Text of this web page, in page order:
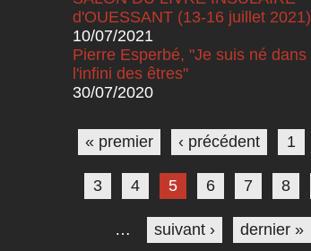
d'OUESSANT (13-16 juillet 2021)
10/07/2021
Pierre Esperbé, "Je suis né dans
l'infini des êtres"
30/07/2020
Pages
« premier ‹ précédent 1
3 4 5 6 7 8
… suivant › dernier »